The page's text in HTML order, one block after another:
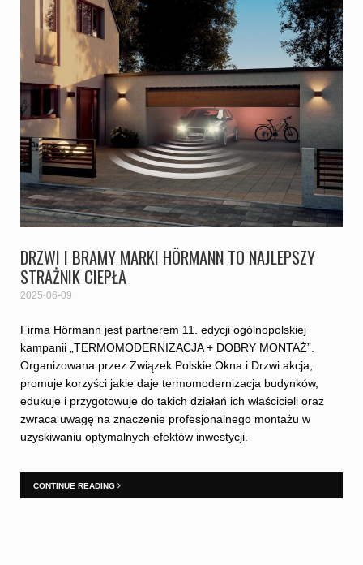
DRZWI I BRAMY MARKI HÖRMANN TO NAJLEPSZY
STRAŻNIK CIEPŁA
2025-06-09
Firma Hörmann jest partnerem 11. edycji ogólnopolskiej
kampanii „TERMOMODERNIZACJA + DOBRY MONTAŻ”.
Organizowana przez Związek Polskie Okna i Drzwi akcja,
promuje korzyści jakie daje termomodernizacja budynków,
edukuje i przygotowuje do takich działań ich właścicieli oraz
zwraca uwagę na znaczenie profesjonalnego montażu w
uzyskiwaniu optymalnych efektów inwestycji.
CONTINUE READING